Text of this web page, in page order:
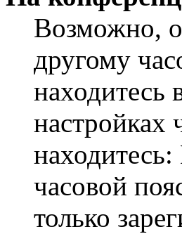
Возможно,
другому
находитесь
настройках
часовой
только